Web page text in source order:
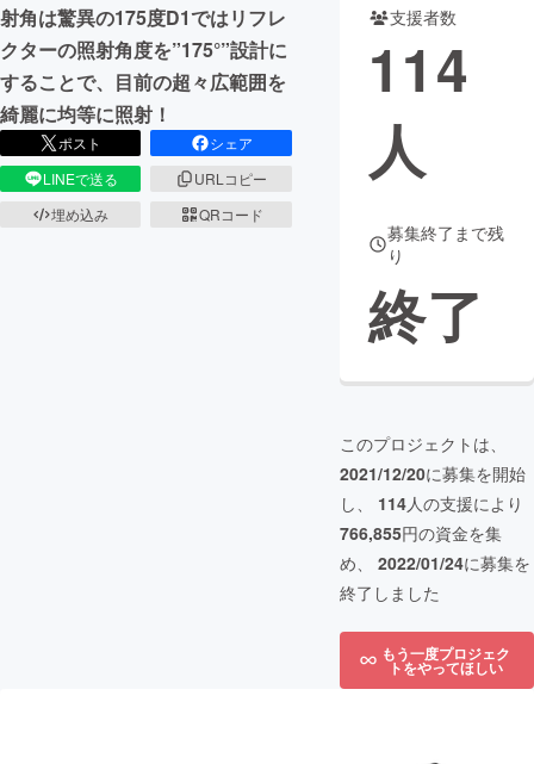
射角は驚異の175度D1ではリフレ
クターの照射角度を”175°”設計に
することで、目前の超々広範囲を
綺麗に均等に照射！
ポスト
シェア
LINEで送る
URLコピー
埋め込み
QRコード
支援者数
114
人
募集終了まで残
り
終了
このプロジェクトは、
2021/12/20に募集を開始
し、 114人の支援により
766,855円の資金を集
め、 2022/01/24に募集を
終了しました
もう一度プロジェク
トをやってほしい